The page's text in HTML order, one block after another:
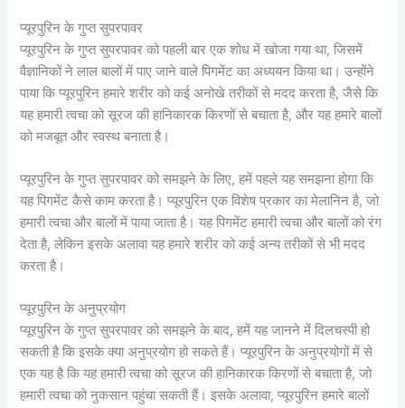
प्यूरपुरिन के गुप्त सुपरपावर
प्यूरपुरिन के गुप्त सुपरपावर को पहली बार एक शोध में खोजा गया था, जिसमें
वैज्ञानिकों ने लाल बालों में पाए जाने वाले पिगमेंट का अध्ययन किया था। उन्होंने
पाया कि प्यूरपुरिन हमारे शरीर को कई अनोखे तरीकों से मदद करता है, जैसे कि
यह हमारी त्वचा को सूरज की हानिकारक किरणों से बचाता है, और यह हमारे बालों
को मजबूत और स्वस्थ बनाता है।
प्यूरपुरिन के गुप्त सुपरपावर को समझने के लिए, हमें पहले यह समझना होगा कि
यह पिगमेंट कैसे काम करता है। प्यूरपुरिन एक विशेष प्रकार का मेलानिन है, जो
हमारी त्वचा और बालों में पाया जाता है। यह पिगमेंट हमारी त्वचा और बालों को रंग
देता है, लेकिन इसके अलावा यह हमारे शरीर को कई अन्य तरीकों से भी मदद
करता है।
प्यूरपुरिन के अनुप्रयोग
प्यूरपुरिन के गुप्त सुपरपावर को समझने के बाद, हमें यह जानने में दिलचस्पी हो
सकती है कि इसके क्या अनुप्रयोग हो सकते हैं। प्यूरपुरिन के अनुप्रयोगों में से
एक यह है कि यह हमारी त्वचा को सूरज की हानिकारक किरणों से बचाता है, जो
हमारी त्वचा को नुकसान पहुंचा सकती हैं। इसके अलावा, प्यूरपुरिन हमारे बालों